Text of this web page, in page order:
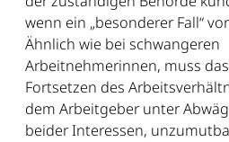
wenn ein „besonderer Fall“
Ähnlich wie bei schwangeren
Arbeitnehmerinnen, muss
Fortsetzen des
dem Arbeitgeber unter
beider Interessen,